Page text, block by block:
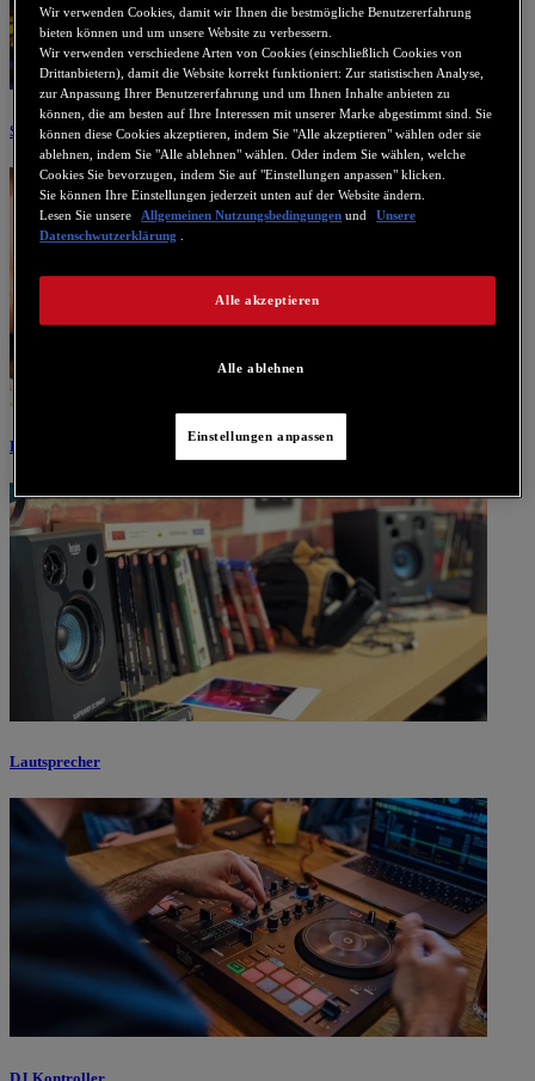
Stream
Drahtlose Lautsprecher
Lautsprecher
Wir verwenden Cookies, damit wir Ihnen die bestmögliche Benutzererfahrung
bieten können und um unsere Website zu verbessern.
Wir verwenden verschiedene Arten von Cookies (einschließlich Cookies von
Drittanbietern), damit die Website korrekt funktioniert: Zur statistischen Analyse,
zur Anpassung Ihrer Benutzererfahrung und um Ihnen Inhalte anbieten zu
können, die am besten auf Ihre Interessen mit unserer Marke abgestimmt sind. Sie
können diese Cookies akzeptieren, indem Sie "Alle akzeptieren" wählen oder sie
ablehnen, indem Sie "Alle ablehnen" wählen. Oder indem Sie wählen, welche
Cookies Sie bevorzugen, indem Sie auf "Einstellungen anpassen" klicken.
Sie können Ihre Einstellungen jederzeit unten auf der Website ändern.
Lesen Sie unsere
Allgemeinen Nutzungsbedingungen und
Unsere
Datenschwutzerklärung
Alle ablehnen
Alle akzeptieren
Einstellungen anpassen